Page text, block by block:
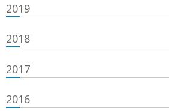
2019
2018
2017
2016